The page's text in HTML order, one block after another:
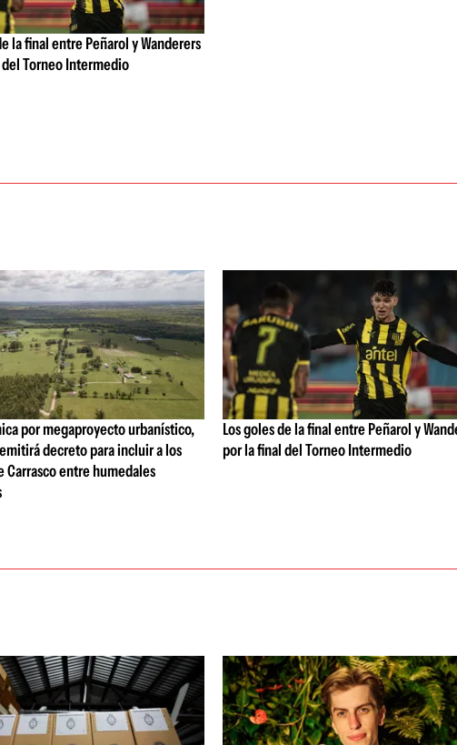
la final entre Peñarol y Wanderers
Torneo Intermedio
por megaproyecto urbanístico,
decreto para incluir a los
Carrasco entre humedales
Los goles de la final entre Peñarol y
por la final del Torneo Intermedio